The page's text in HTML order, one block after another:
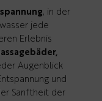
, in der
jede
Erlebnis
Augenblick
und
Sanftheit der